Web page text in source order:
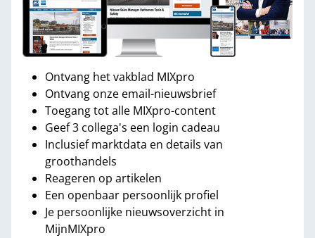
Ontvang het vakblad MIXpro
Ontvang onze email-nieuwsbrief
Toegang tot alle MIXpro-content
Geef 3 collega's een login cadeau
Inclusief marktdata en details van
groothandels
Reageren op artikelen
Een openbaar persoonlijk profiel
Je persoonlijke nieuwsoverzicht in
MijnMIXpro